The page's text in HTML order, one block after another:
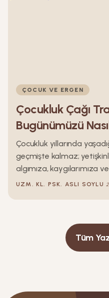
ÇOCUK VE ERGEN
Çocukluk Çağı
Bugünümüzü
Çocukluk yıllarında
geçmişte kalmaz;
algımıza, kaygılarımıza
İçimizdeki küçük çocuğun
ve içimizdeki çocuğu
sürecine nasıl adım
UZM. KL. PSK. ASLI SOYLU
Tüm